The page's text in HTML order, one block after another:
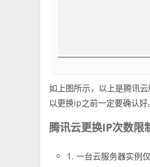
如上图所示，以上是腾讯
以更换ip之前一定要确认好。
腾讯云更换IP次数限
1. 一台云服务器实例